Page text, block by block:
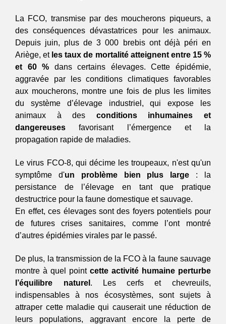
La FCO, transmise par des moucherons piqueurs, a
des conséquences dévastatrices pour les animaux.
Depuis juin, plus de 3 000 brebis ont déjà péri en
Ariège, et les taux de mortalité atteignent entre 15 %
et 60 % dans certains élevages. Cette épidémie,
aggravée par les conditions climatiques favorables
aux moucherons, montre une fois de plus les limites
du système d’élevage industriel, qui expose les
animaux à des conditions inhumaines et
dangereuses favorisant l’émergence et la
propagation rapide de maladies.
Le virus FCO-8, qui décime les troupeaux, n'est qu'un
symptôme d'un problème bien plus large : la
persistance de l’élevage en tant que pratique
destructrice pour la faune domestique et sauvage.
En effet, ces élevages sont des foyers potentiels pour
de futures crises sanitaires, comme l’ont montré
d’autres épidémies virales par le passé.
De plus, la transmission de la FCO à la faune sauvage
montre à quel point cette activité humaine perturbe
l’équilibre naturel . Les cerfs et chevreuils,
indispensables à nos écosystèmes, sont sujets à
attraper cette maladie qui causerait une réduction de
leurs populations, aggravant encore la perte de